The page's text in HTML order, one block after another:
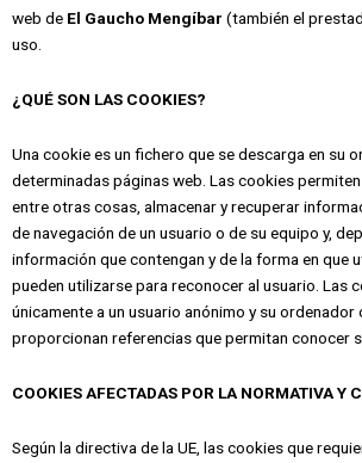
web de El Gaucho Mengíbar (también el
uso.
¿QUÉ SON LAS COOKIES?
Una cookie es un fichero que se descarga en su
determinadas páginas web. Las cookies permiten
entre otras cosas, almacenar y recuperar
de navegación de un usuario o de su equipo y,
información que contengan y de la forma en que
pueden utilizarse para reconocer al usuario. Las
únicamente a un usuario anónimo y su
proporcionan referencias que permitan conocer
COOKIES AFECTADAS POR LA NORMATIVA Y
Según la directiva de la UE, las cookies que